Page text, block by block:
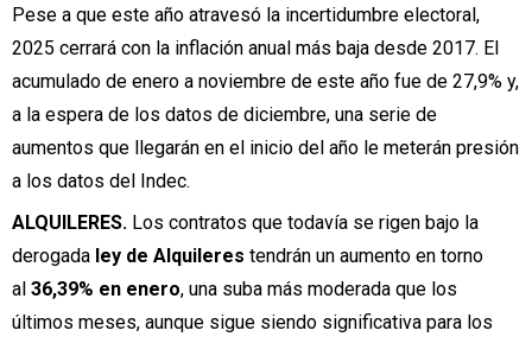
Pese a que este año atravesó la incertidumbre electoral,
2025 cerrará con la inflación anual más baja desde 2017. El
acumulado de enero a noviembre de este año fue de 27,9% y,
a la espera de los datos de diciembre, una serie de
aumentos que llegarán en el inicio del año le meterán presión
a los datos del Indec.
ALQUILERES. Los contratos que todavía se rigen bajo la
derogada ley de Alquileres tendrán un aumento en torno
al 36,39% en enero, una suba más moderada que los
últimos meses, aunque sigue siendo significativa para los